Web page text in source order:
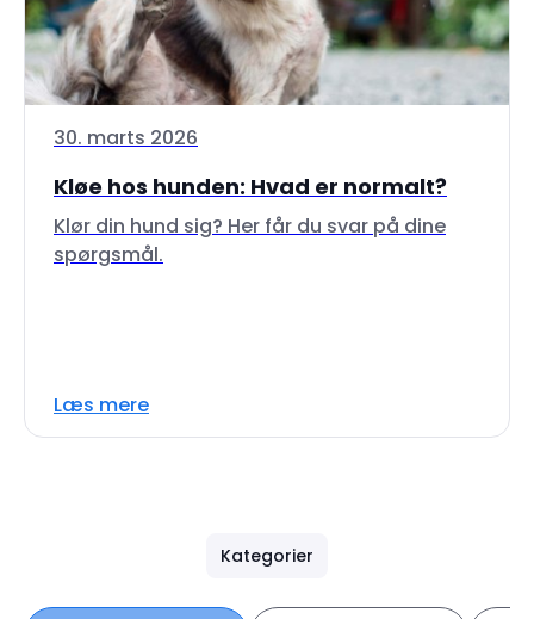
30. marts 2026
Kløe hos hunden: Hvad er normalt?
Klør din hund sig? Her får du svar på dine
spørgsmål.
Læs mere
Kategorier